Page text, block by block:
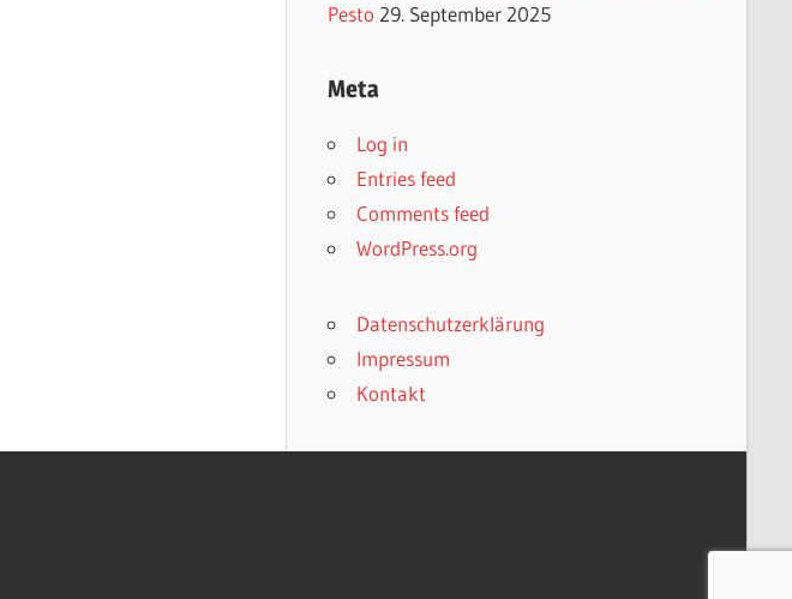
Pesto 29. September 2025
Meta
Log in
Entries feed
Comments feed
WordPress.org
Datenschutzerklärung
Impressum
Kontakt